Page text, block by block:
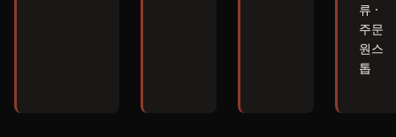
류 ·
주문
원스
톱